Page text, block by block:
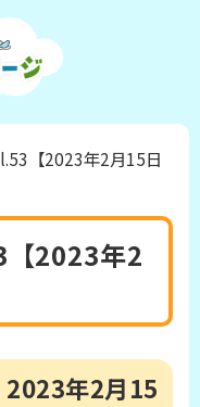
【2023年2月15日
2023年2
2023年2月15